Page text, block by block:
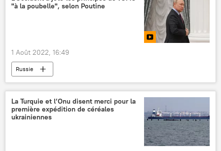
nucléaire civil New York
"à la poubelle", selon Poutine
1 Août 2022, 16:49
Russie
Organisation mondiale du commerce (OMC)
Vladimir Poutine
Occident
sanctions
La Turquie et l’Onu disent merci pour la
première expédition de céréales
ukrainiennes